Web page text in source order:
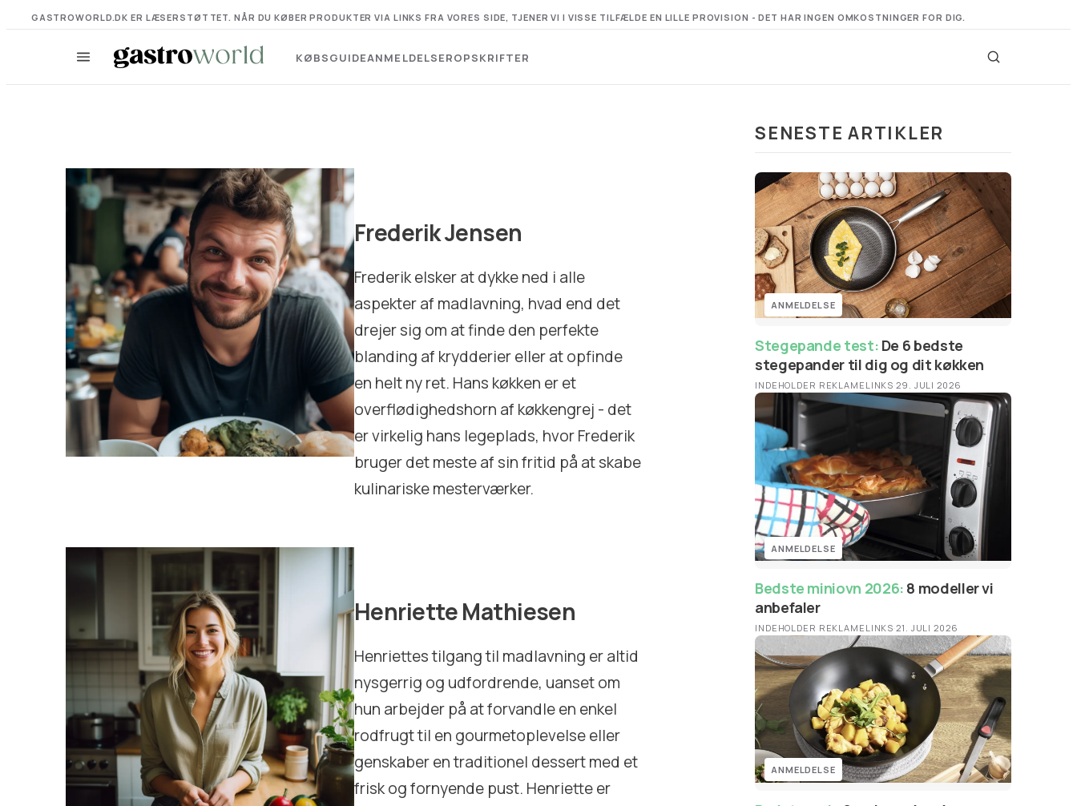
GASTROWORLD.DK ER LÆSERSTØTTET. NÅR DU KØBER PRODUKTER VIA LINKS FRA VORES SIDE, TJENER VI I VISSE TILFÆLDE EN LILLE PROVISION - DET HAR INGEN OMKOSTNINGER FOR DIG.
KØBSGUIDEANMELDELSEROPSKRIFTER
Frederik Jensen
Frederik elsker at dykke ned i alle
aspekter af madlavning, hvad end det
drejer sig om at finde den perfekte
blanding af krydderier eller at opfinde
en helt ny ret. Hans køkken er et
overflødighedshorn af køkkengrej - det
er virkelig hans legeplads, hvor Frederik
bruger det meste af sin fritid på at skabe
kulinariske mesterværker.
Henriette Mathiesen
Henriettes tilgang til madlavning er altid
nysgerrig og udfordrende, uanset om
hun arbejder på at forvandle en enkel
rodfrugt til en gourmetoplevelse eller
genskaber en traditionel dessert med et
frisk og fornyende pust. Henriette er
SENESTE ARTIKLER
ANMELDELSE
Stegepande test:
stegepander til dig og dit køkken
INDEHOLDER REKLAMELINKS·29. JULI 2026
ANMELDELSE
Bedste miniovn 2026:
anbefaler
INDEHOLDER REKLAMELINKS·21. JULI 2026
ANMELDELSE